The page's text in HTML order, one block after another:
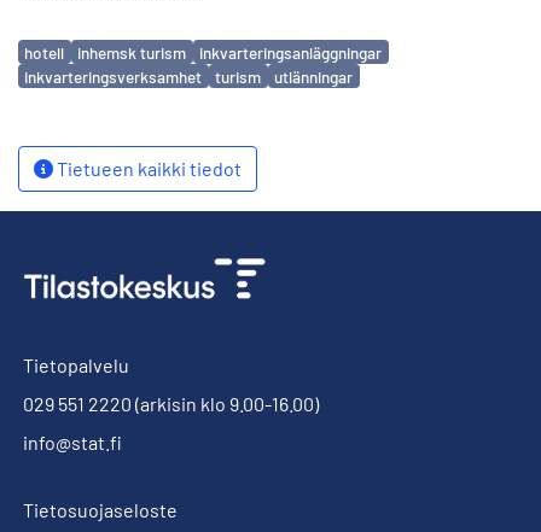
Avainsanat
hotell inhemsk turism
inkvarteringsanläggningar
inkvarteringsverksamhet
turism utlänningar
Tietueen kaikki tiedot
Tietopalvelu
029 551 2220 (arkisin klo 9.00-16.00)
info@stat.fi
Tietosuojaseloste